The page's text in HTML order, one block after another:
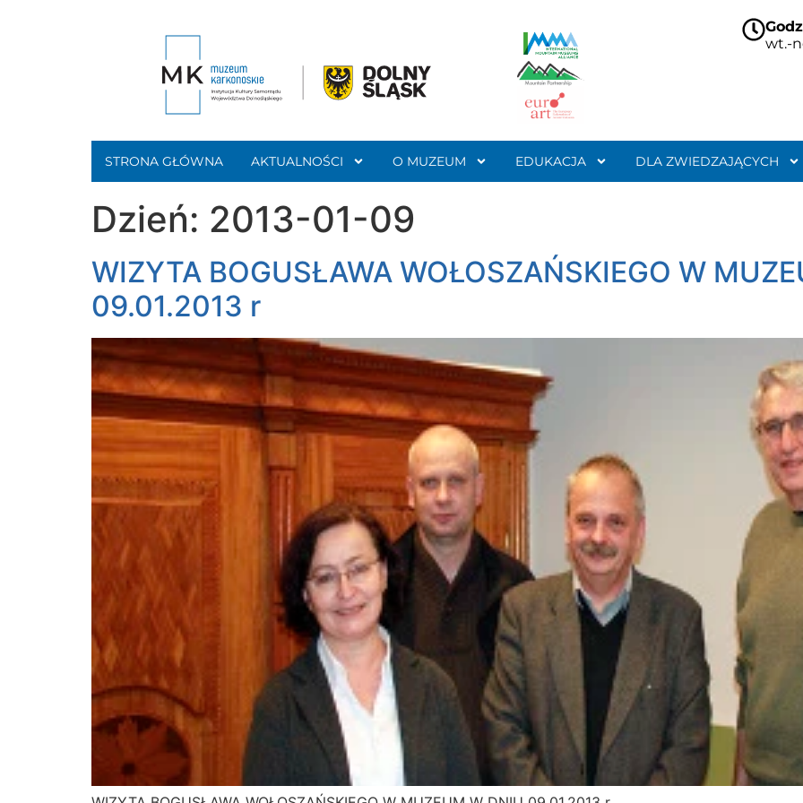
wt.-
STRONA GŁÓWNA AKTUALNOŚCI O MUZEUM EDUKACJA DLA ZWIEDZAJĄCYCH
Dzień: 2013-01-09
WIZYTA BOGUSŁAWA WOŁOSZAŃSKIEGO W
09.01.2013 r